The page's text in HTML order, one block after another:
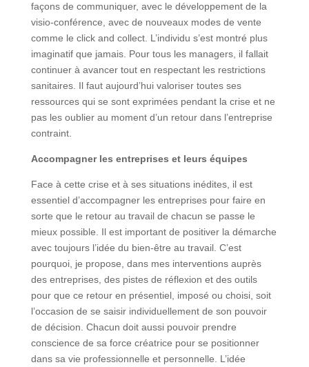
façons de communiquer, avec le développement de la
visio-conférence, avec de nouveaux modes de vente
comme le click and collect. L’individu s’est montré plus
imaginatif que jamais. Pour tous les managers, il fallait
continuer à avancer tout en respectant les restrictions
sanitaires. Il faut aujourd’hui valoriser toutes ses
ressources qui se sont exprimées pendant la crise et ne
pas les oublier au moment d’un retour dans l’entreprise
contraint.
Accompagner les entreprises et leurs équipes
Face à cette crise et à ses situations inédites, il est
essentiel d’accompagner les entreprises pour faire en
sorte que le retour au travail de chacun se passe le
mieux possible. Il est important de positiver la démarche
avec toujours l’idée du bien-être au travail. C’est
pourquoi, je propose, dans mes interventions auprès
des entreprises, des pistes de réflexion et des outils
pour que ce retour en présentiel, imposé ou choisi, soit
l’occasion de se saisir individuellement de son pouvoir
de décision. Chacun doit aussi pouvoir prendre
conscience de sa force créatrice pour se positionner
dans sa vie professionnelle et personnelle. L’idée